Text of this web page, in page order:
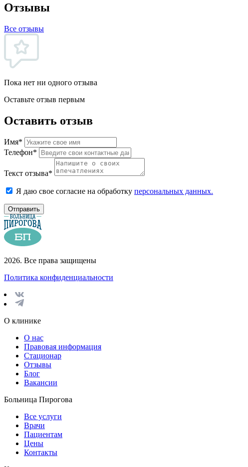
Отзывы
Все отзывы
Пока нет ни одного отзыва
Оставьте отзыв первым
Оставить отзыв
Имя*
Телефон*
Текст отзыва*
Я даю свое согласие на обработку персональных данных.
Отправить
2026. Все права защищены
Политика конфиденциальности
О клинике
О нас
Правовая информация
Стационар
Отзывы
Блог
Вакансии
Больница Пирогова
Все услуги
Врачи
Пациентам
Цены
Контакты